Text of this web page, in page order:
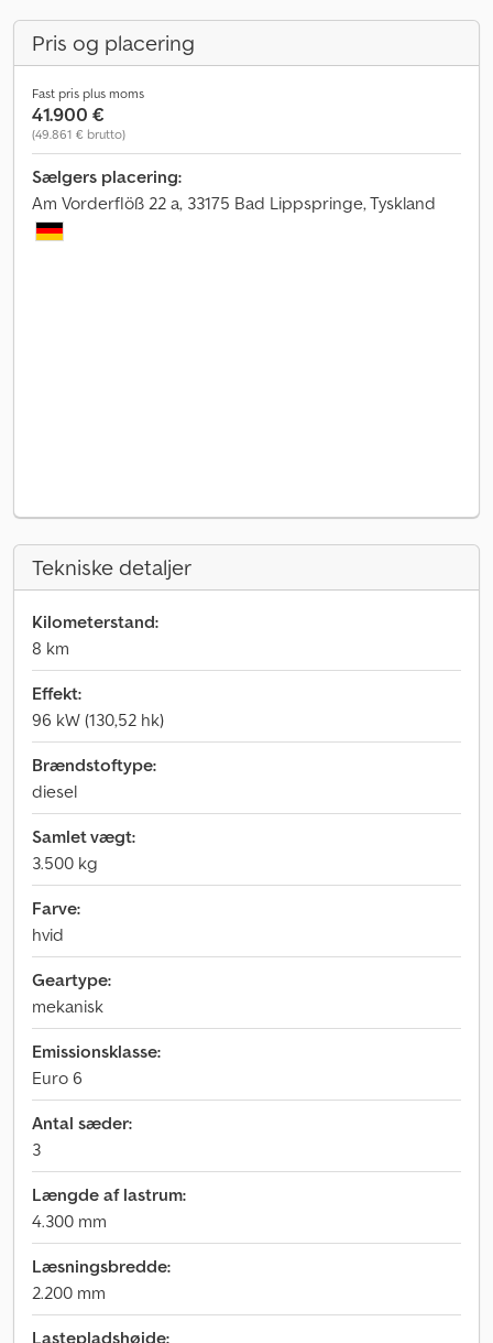
Pris og placering
Fast pris plus moms
41.900 €
(49.861 € brutto)
Sælgers placering:
Am Vorderflöß 22 a, 33175 Bad Lippspringe, Tyskland
Tekniske detaljer
Kilometerstand:
8 km
Effekt:
96 kW (130,52 hk)
Brændstoftype:
diesel
Samlet vægt:
3.500 kg
Farve:
hvid
Geartype:
mekanisk
Emissionsklasse:
Euro 6
Antal sæder:
3
Længde af lastrum:
4.300 mm
Læsningsbredde:
2.200 mm
Lastepladshøjde: